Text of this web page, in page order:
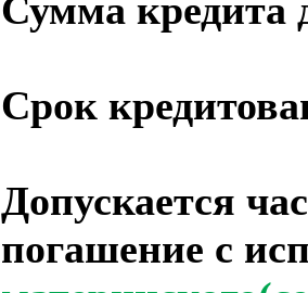
Сумма кредита
Срок
Допускается
погашение с